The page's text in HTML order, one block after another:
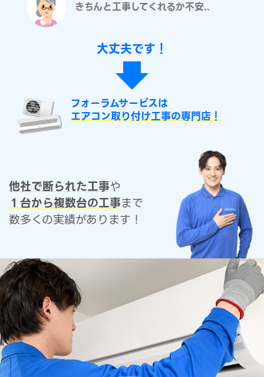
きちんと工事してくれるか不安..
大丈夫です！
フォーラムサービスは
エアコン取り付け工事の専門店！
他社で断られた工事や
１台から複数台の工事まで
数多くの実績があります！